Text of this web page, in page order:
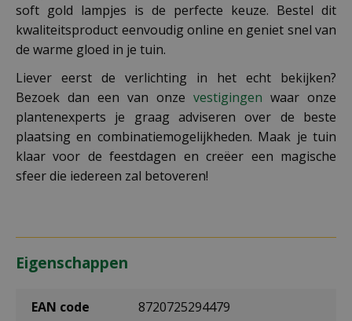
soft gold lampjes is de perfecte keuze. Bestel dit
kwaliteitsproduct eenvoudig online en geniet snel van
de warme gloed in je tuin.
Liever eerst de verlichting in het echt bekijken?
Bezoek dan een van onze vestigingen waar onze
plantenexperts je graag adviseren over de beste
plaatsing en combinatiemogelijkheden. Maak je tuin
klaar voor de feestdagen en creëer een magische
sfeer die iedereen zal betoveren!
Eigenschappen
EAN code 8720725294479